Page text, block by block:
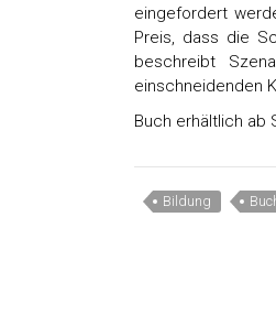
eingefordert
Preis, dass die
beschreibt
einschneidenden
Buch erhältlich ab
Bildung